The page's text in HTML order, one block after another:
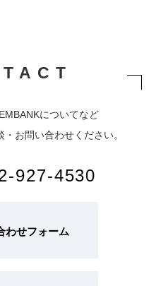
についてなど
お問い合わせください。
927-4530
わせフォーム